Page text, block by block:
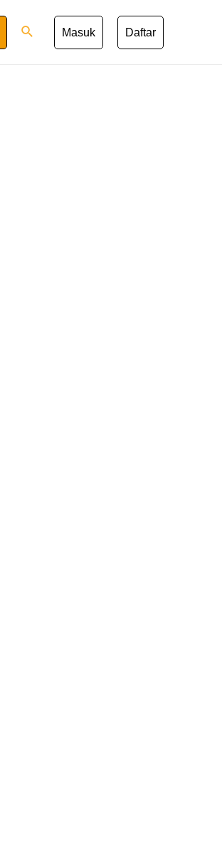
Search Masuk Daftar